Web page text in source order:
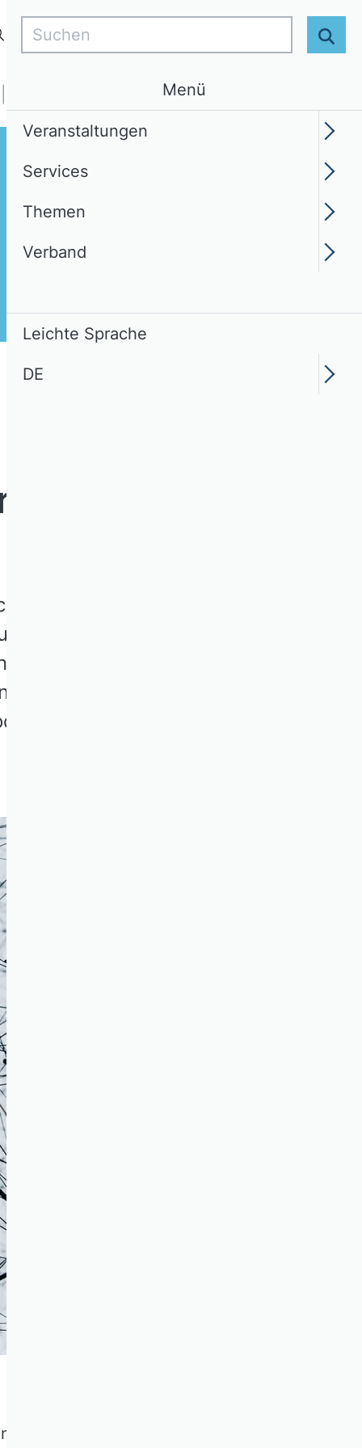
Login DE
Themen Verband
und
zwischen
Kontrollebene:
unterschiedlicher
Manager haben
mehrere
über die
Suchen
Menü
Veranstaltungen
Services
Themen
Verband
Leichte Sprache
DE